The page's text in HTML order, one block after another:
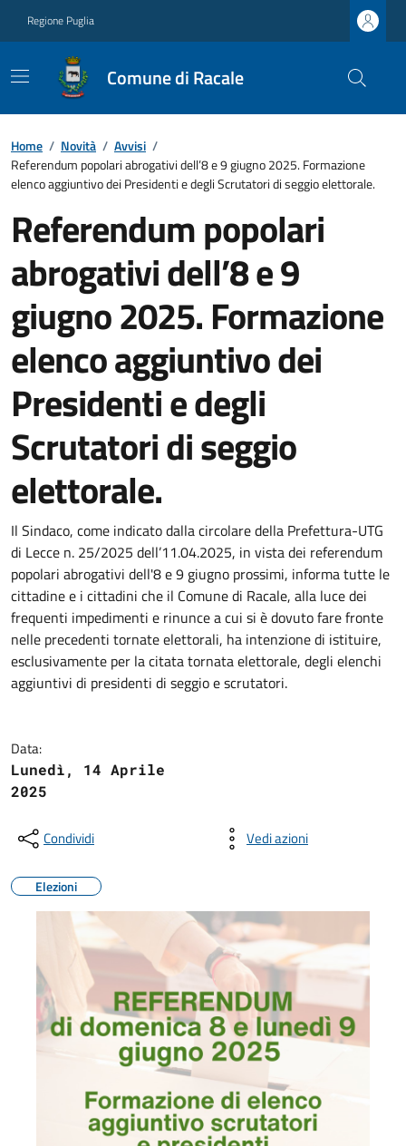
Regione Puglia
Comune di Racale
Home / Novità / Avvisi /
Referendum popolari abrogativi dell’8 e 9 giugno 2025. Formazione
elenco aggiuntivo dei Presidenti e degli Scrutatori di seggio elettorale.
Referendum popolari
abrogativi dell’8 e 9
giugno 2025. Formazione
elenco aggiuntivo dei
Presidenti e degli
Scrutatori di seggio
elettorale.
Il Sindaco, come indicato dalla circolare della Prefettura-UTG
di Lecce n. 25/2025 dell’11.04.2025, in vista dei referendum
popolari abrogativi dell'8 e 9 giugno prossimi, informa tutte le
cittadine e i cittadini che il Comune di Racale, alla luce dei
frequenti impedimenti e rinunce a cui si è dovuto fare fronte
nelle precedenti tornate elettorali, ha intenzione di istituire,
esclusivamente per la citata tornata elettorale, degli elenchi
aggiuntivi di presidenti di seggio e scrutatori.
Data:
Lunedì, 14 Aprile
2025
Condividi Vedi azioni
Elezioni